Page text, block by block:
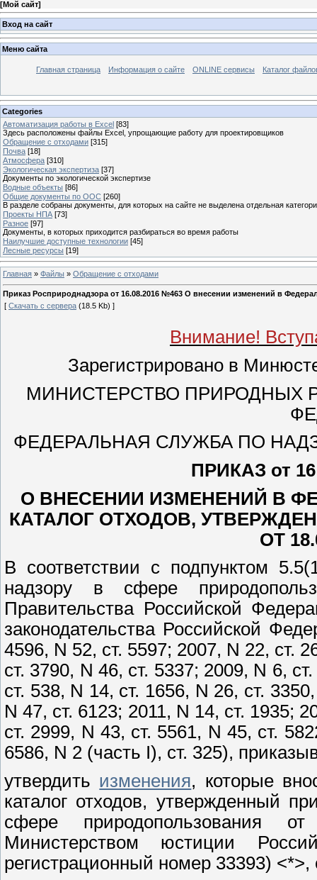
[Мой сайт]
Вход на сайт
Меню сайта
Главная страница Информация о сайте ONLINE сервисы Каталог
Categories
Автоматизация работы в Excel [83]
Здесь расположены файлы Excel, упрощающие работу для проектировщиков
Обращение с отходами [315]
Почва [18]
Атмосфера [310]
Экологическая экспертиза [37]
Документы по экологической экспертизе
Водные объекты [86]
Общие документы по ООС [260]
В разделе собраны документы, для которых на сайте не выделена отдельная
Проекты НПА [73]
Разное [97]
Документы, в которых приходится разбираться во время работы
Наилучшие доступные технологии [45]
Лесные ресурсы [19]
Главная » Файлы » Обращение с отходами
Приказ Росприроднадзора от 16.08.2016 №463 О внесении изменений в
[ Скачать с сервера (18.5 Kb) ]
Внимание!
Зарегистрировано в
МИНИСТЕРСТВО ПРИРОДНЫХ
ФЕДЕРАЛЬНАЯ СЛУЖБА ПО
ПРИКАЗ от 16
О ВНЕСЕНИИ ИЗМЕНЕНИЙ В
КАТАЛОГ ОТХОДОВ,
ОТ
В соответствии с подпунктом
надзору в сфере
Правительства Российской
законодательства Российской
4596, N 52, ст. 5597; 2007, N 22, ст.
ст. 3790, N 46, ст. 5337; 2009, N 6,
ст. 538, N 14, ст. 1656, N 26, ст.
N 47, ст. 6123; 2011, N 14, ст. 1935;
ст. 2999, N 43, ст. 5561, N 45, ст.
6586, N 2 (часть I), ст. 325),
утвердить изменения, которые
каталог отходов, утвержденный
сфере природопользования
Министерством юстиции
регистрационный номер 33393)